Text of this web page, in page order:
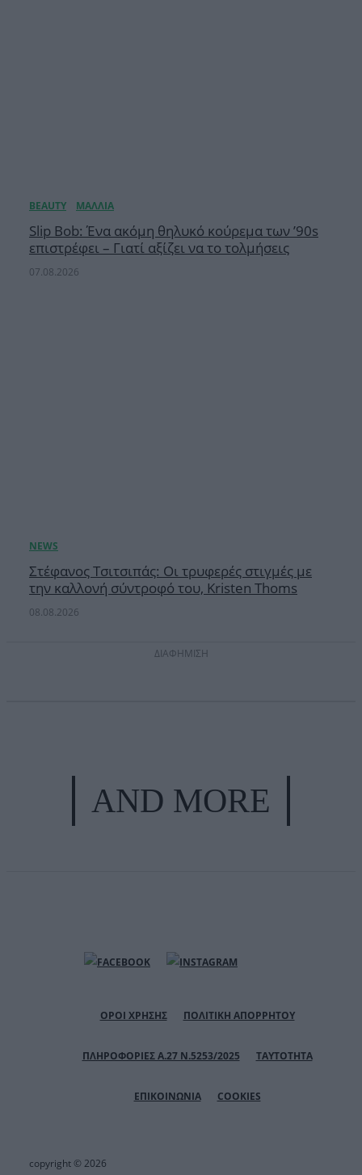
Slip Bob: Ένα ακόμη θηλυκό κούρεμα των ’90s
επιστρέφει – Γιατί αξίζει να το τολμήσεις
07.08.2026
Στέφανος Τσιτσιπάς: Οι τρυφερές στιγμές με
την καλλονή σύντροφό του, Kristen Thoms
08.08.2026
ΔΙΑΦΗΜΙΣΗ
AND MORE
ΟΡΟΙ ΧΡΗΣΗΣ ΠΟΛΙΤΙΚΗ ΑΠΟΡΡΗΤΟΥ
ΠΛΗΡΟΦΟΡΙΕΣ Α.27 Ν.5253/2025 ΤΑΥΤΟΤΗΤΑ
ΕΠΙΚΟΙΝΩΝΙΑ COOKIES
copyright © 2026